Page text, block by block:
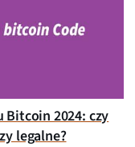
Bitcoin 2024: czy
legalne?